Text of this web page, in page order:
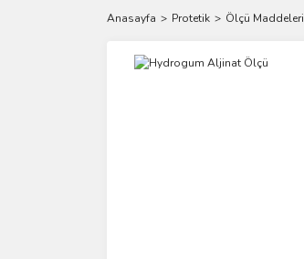
Anasayfa Protetik Ölçü Maddeleri